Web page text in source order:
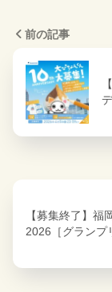
前の記事
【募集終了】福
2026［グランプ